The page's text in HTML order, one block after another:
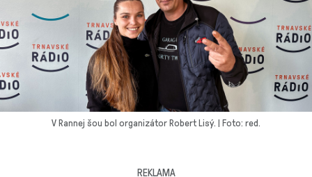
V Rannej šou bol organizátor Robert Lisý. | Foto: red.
REKLAMA